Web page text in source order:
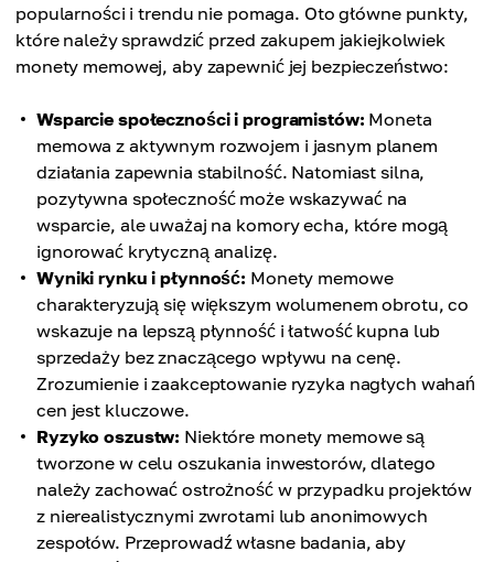
popularności i trendu nie pomaga. Oto główne punkty,
które należy sprawdzić przed zakupem jakiejkolwiek
monety memowej, aby zapewnić jej bezpieczeństwo:
Wsparcie społeczności i programistów: Moneta
memowa z aktywnym rozwojem i jasnym planem
działania zapewnia stabilność. Natomiast silna,
pozytywna społeczność może wskazywać na
wsparcie, ale uważaj na komory echa, które mogą
ignorować krytyczną analizę.
Wyniki rynku i płynność: Monety memowe
charakteryzują się większym wolumenem obrotu, co
wskazuje na lepszą płynność i łatwość kupna lub
sprzedaży bez znaczącego wpływu na cenę.
Zrozumienie i zaakceptowanie ryzyka nagłych wahań
cen jest kluczowe.
Ryzyko oszustw: Niektóre monety memowe są
tworzone w celu oszukania inwestorów, dlatego
należy zachować ostrożność w przypadku projektów
z nierealistycznymi zwrotami lub anonimowych
zespołów. Przeprowadź własne badania, aby